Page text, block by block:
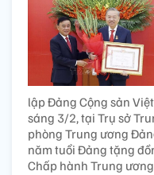
lập Đảng Cộng sản
sáng 3/2, tại Trụ sở
phòng Trung ương
năm tuổi Đảng tặng
Chấp hành Trung